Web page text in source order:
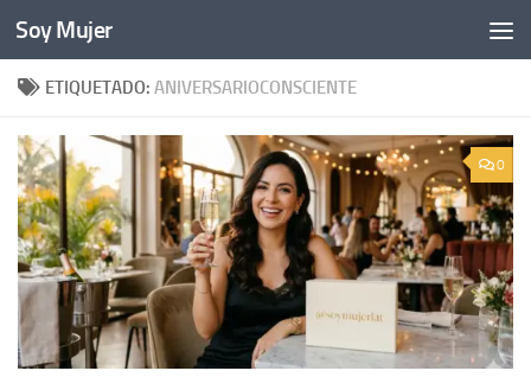
Bajo el contenido
Soy Mujer
ETIQUETADO: ANIVERSARIOCONSCIENTE
0